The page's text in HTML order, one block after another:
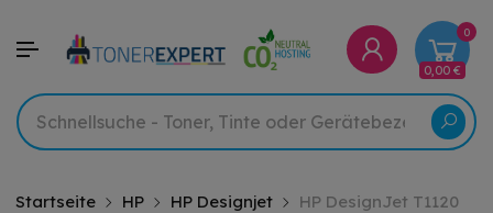
0
0,00 €
Startseite HP HP Designjet HP DesignJet T1120